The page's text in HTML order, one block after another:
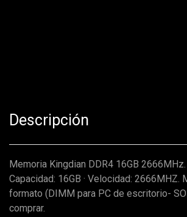
Descripción
Memoria Kingdian DDR4 16GB
Capacidad: 16GB · Velocidad:
formato (DIMM para PC de escritorio-
comprar.